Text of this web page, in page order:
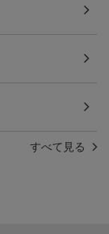
すべて見る